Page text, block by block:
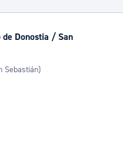
Donostia / San
Sebastián)